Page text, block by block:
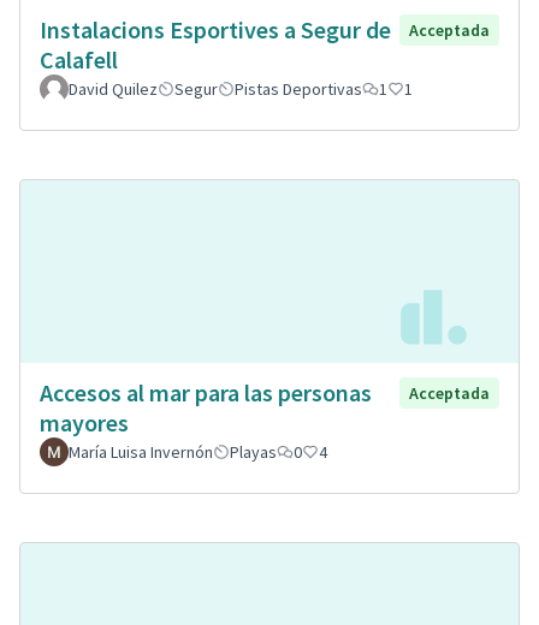
Instalacions Esportives a Segur de
Calafell
Acceptada
David Quilez Segur Pistas Deportivas 1 1
Accesos al mar para las personas
mayores
Acceptada
María Luisa Invernón Playas 0 4